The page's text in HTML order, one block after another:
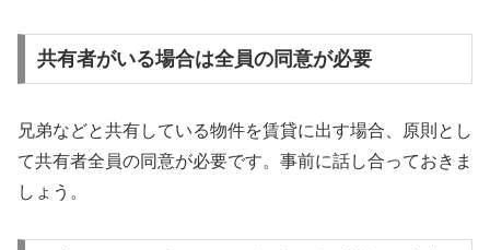
共有者がいる場合は全員の同意が必要
兄弟などと共有している物件を賃貸に出す場合、原則とし
て共有者全員の同意が必要です。事前に話し合っておきま
しょう。